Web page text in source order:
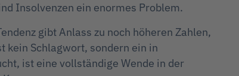
Insolvenzen ein enormes Problem.
gibt Anlass zu noch höheren Zahlen,
kein Schlagwort, sondern ein in
ist eine vollständige Wende in der